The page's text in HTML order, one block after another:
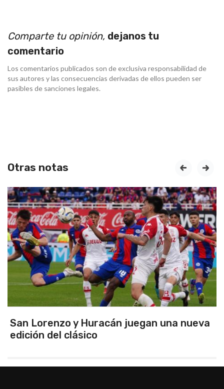
Comparte tu opinión, dejanos tu
comentario
Los comentarios publicados son de exclusiva responsabilidad de
sus autores y las consecuencias derivadas de ellos pueden ser
pasibles de sanciones legales.
Otras notas
San Lorenzo y Huracán juegan una nueva
edición del clásico
prev next